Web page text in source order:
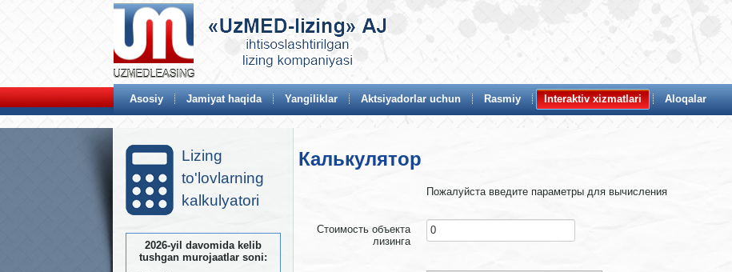
Asosiy Jamiyat haqida Yangiliklar Aktsiyadorlar uchun Rasmiy Interaktiv xizmatlari Aloqalar
Lizing
to'lovlarning
kalkulyatori
2026-yil davomida kelib
tushgan murojaatlar soni:
Калькулятор
Пожалуйста введите параметры для вычисления
Стоимость объекта
лизинга